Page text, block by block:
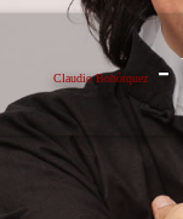
Claudio Bohórquez